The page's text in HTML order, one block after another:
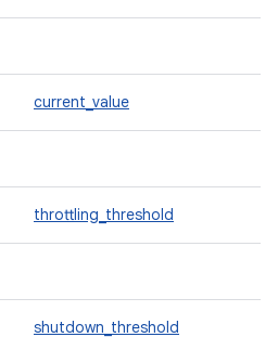
current_value
throttling_threshold
shutdown_threshold